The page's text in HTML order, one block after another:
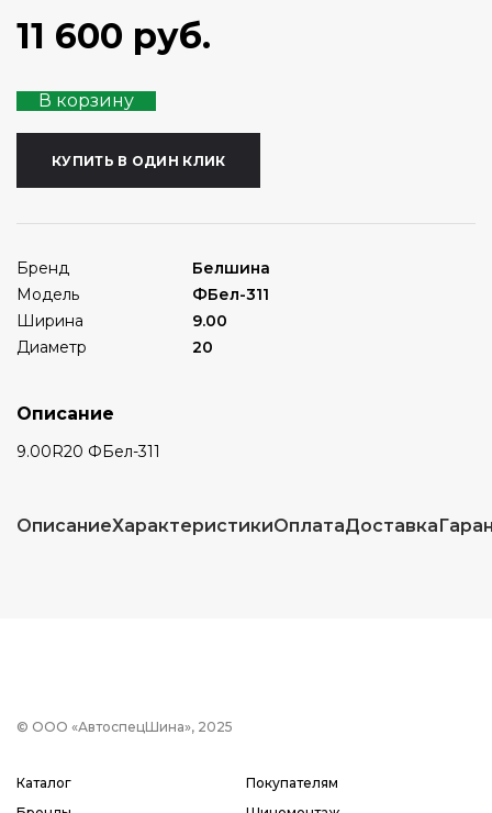
11 600 руб.
В корзину
КУПИТЬ В ОДИН КЛИК
Бренд
Белшина
Модель
ФБел-311
Ширина
9.00
Диаметр
20
Описание
9.00R20 ФБел-311
ОписаниеХарактеристикиОплатаДоставка
© ООО «АвтоспецШина», 2025
Каталог
Покупателям